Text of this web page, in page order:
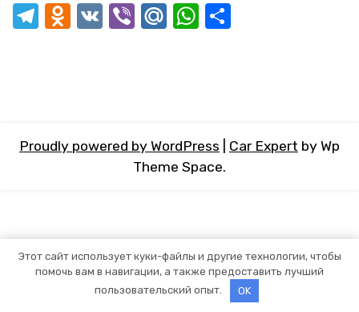
Telegram
Odnoklassniki
VK ViberMail.RuWhatsApp
Proudly powered by WordPress Car Expert by Wp
Theme Space.
Этот сайт использует куки-файлы и другие технологии, чтобы
помочь вам в навигации, а также предоставить лучший
пользовательский опыт.
OK